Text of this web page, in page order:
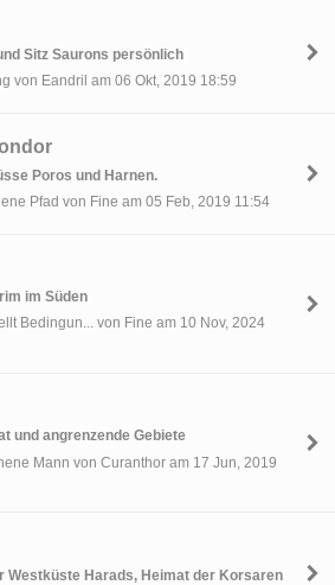
Sitz Saurons persönlich
von Eandril am 06 Okt, 2019 18:59
Poros und Harnen.
Pfad von Fine am 05 Feb, 2019 11:54
im Süden
Bedingun... von Fine am 10 Nov, 2024
und angrenzende Gebiete
Mann von Curanthor am 17 Jun, 2019
Westküste Harads, Heimat der Korsaren